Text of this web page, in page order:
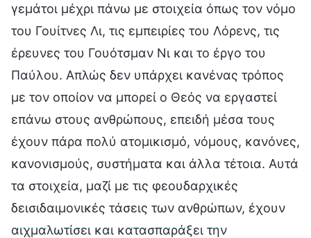
γεμάτοι μέχρι πάνω με στοιχεία όπως τον νόμο
του Γουίτνες Λι, τις εμπειρίες του Λόρενς, τις
έρευνες του Γουότσμαν Νι και το έργο του
Παύλου. Απλώς δεν υπάρχει κανένας τρόπος
με τον οποίον να μπορεί ο Θεός να εργαστεί
επάνω στους ανθρώπους, επειδή μέσα τους
έχουν πάρα πολύ ατομικισμό, νόμους, κανόνες,
κανονισμούς, συστήματα και άλλα τέτοια. Αυτά
τα στοιχεία, μαζί με τις φεουδαρχικές
δεισιδαιμονικές τάσεις των ανθρώπων, έχουν
αιχμαλωτίσει και κατασπαράξει την